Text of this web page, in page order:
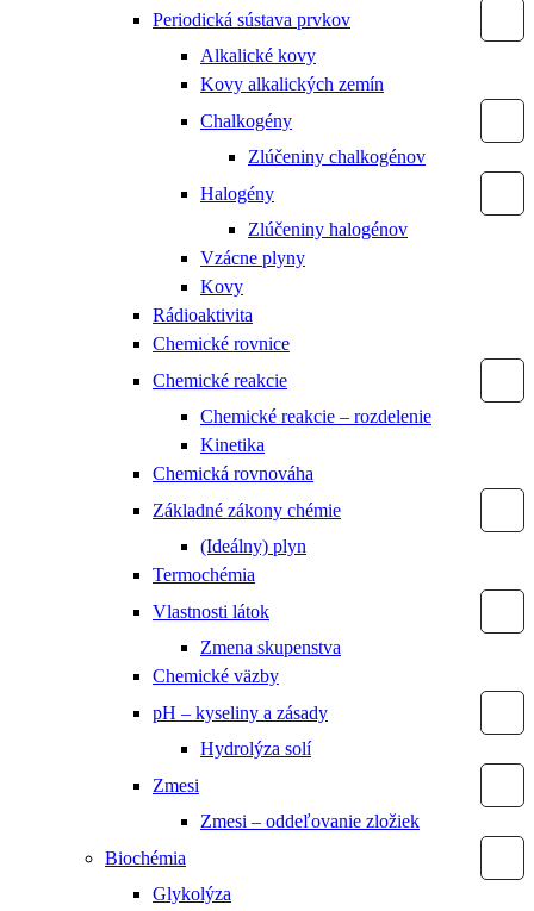
Periodická sústava prvkov
Alkalické kovy
Kovy alkalických zemín
Chalkogény
Zlúčeniny chalkogénov
Halogény
Zlúčeniny halogénov
Vzácne plyny
Kovy
Rádioaktivita
Chemické rovnice
Chemické reakcie
Chemické reakcie – rozdelenie
Kinetika
Chemická rovnováha
Základné zákony chémie
(Ideálny) plyn
Termochémia
Vlastnosti látok
Zmena skupenstva
Chemické väzby
pH – kyseliny a zásady
Hydrolýza solí
Zmesi
Zmesi – oddeľovanie zložiek
Biochémia
Glykolýza